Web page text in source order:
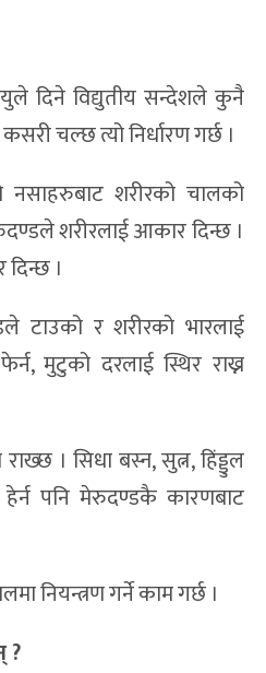
दिने विद्युतीय सन्देशले कुनै
चल्छ त्यो निर्धारण गर्छ ।
शरीरको चालको
शरीरलाई आकार दिन्छ ।
।
र शरीरको भारलाई
मुटुको दरलाई स्थिर राख्न
। सिधा बस्न, सुत्न, हिंड्डुल
हेर्न पनि मेरुदण्डकै कारणबाट
नियन्त्रण गर्ने काम गर्छ ।
?